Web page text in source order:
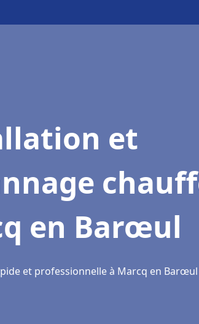
et
en Barœul
et professionnelle à Marcq en Barœul